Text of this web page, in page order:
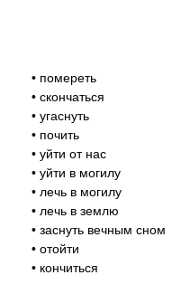
• помереть
• скончаться
• угаснуть
• почить
• уйти от нас
• уйти в могилу
• лечь в могилу
• лечь в землю
• заснуть вечным сном
• отойти
• кончиться